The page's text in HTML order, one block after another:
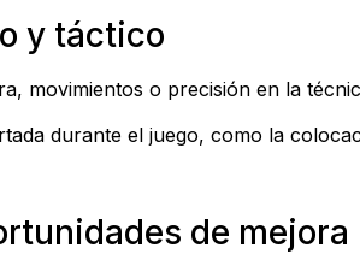
y táctico
movimientos o precisión en la
durante el juego, como la
de mejora